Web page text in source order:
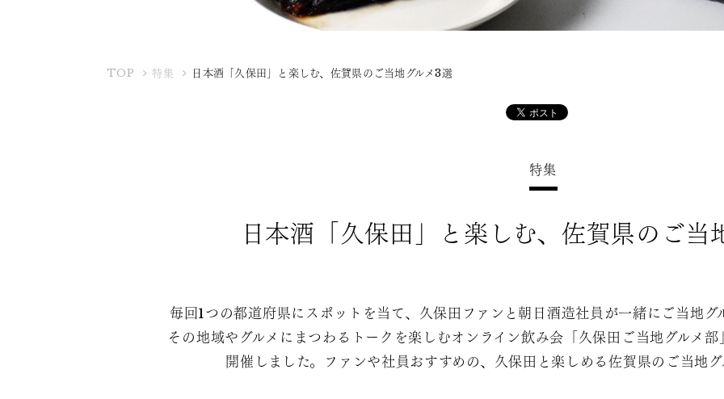
TOPK
特集 日本酒「久保田」と楽しむ、佐賀県のご当地グルメ3選
特集
日本酒「久保田」と楽しむ、佐賀県のご当
毎回1つの都道府県にスポットを当て、久保田ファンと朝日酒造社員が一緒にご当地グ
その地域やグルメにまつわるトークを楽しむオンライン飲み会「久保田ご当地グルメ
開催しました。ファンや社員おすすめの、久保田と楽しめる佐賀県のご当地グ